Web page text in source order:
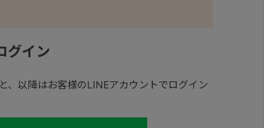
グイン
、以降はお客様のLINEアカウントでログイン